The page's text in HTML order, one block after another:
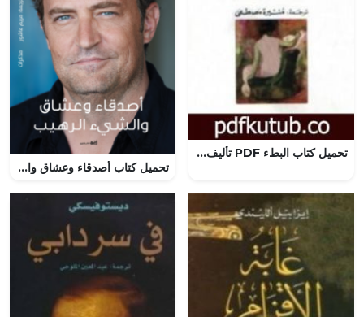
تحميل كتاب البطء PDF تأليف ميلان كونديرا مجانا [كامل]
تحميل كتاب أصدقاء وعشاق والشيء الرهيب PDF ماثيو بيري مجانا برابط مباشر